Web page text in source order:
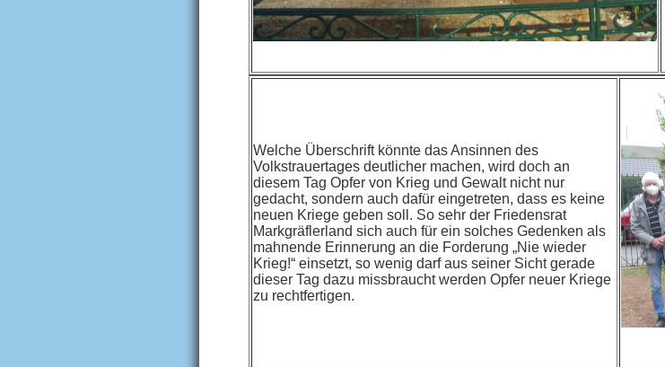
Welche Überschrift könnte das Ansinnen des
Volkstrauertages deutlicher machen, wird doch an
diesem Tag Opfer von Krieg und Gewalt nicht nur
gedacht, sondern auch dafür eingetreten, dass es keine
neuen Kriege geben soll. So sehr der Friedensrat
Markgräflerland sich auch für ein solches Gedenken als
mahnende Erinnerung an die Forderung „Nie wieder
Krieg!“ einsetzt, so wenig darf aus seiner Sicht gerade
dieser Tag dazu missbraucht werden Opfer neuer Kriege
zu rechtfertigen.